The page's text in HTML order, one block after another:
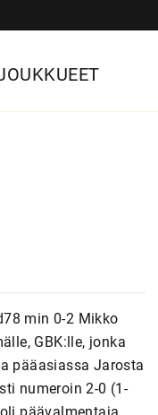
min 0-2 Mikko
GBK:lle, jonka
pääasiassa Jarosta
numeroin 2-0 (1-